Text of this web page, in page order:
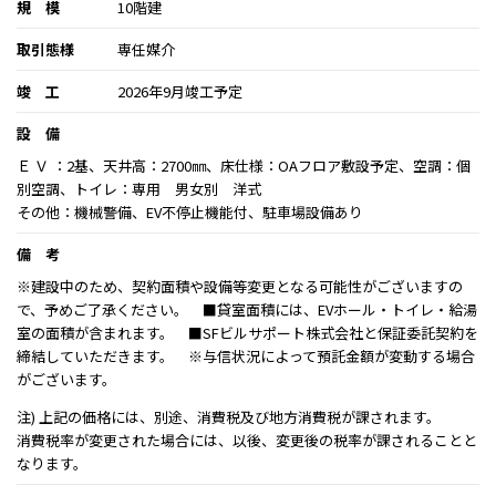
規 模
10階建
取引態様
専任媒介
竣 工
2026年9月竣工予定
設 備
Ｅ Ｖ ：2基、天井高：2700㎜、床仕様：OAフロア敷設予定、空調：個
別空調、トイレ：専用 男女別 洋式
その他：機械警備、EV不停止機能付、駐車場設備あり
備 考
※建設中のため、契約面積や設備等変更となる可能性がございますの
で、予めご了承ください。 ■貸室面積には、EVホール・トイレ・給湯
室の面積が含まれます。 ■SFビルサポート株式会社と保証委託契約を
締結していただきます。 ※与信状況によって預託金額が変動する場合
がございます。
注) 上記の価格には、別途、消費税及び地方消費税が課されます。
消費税率が変更された場合には、以後、変更後の税率が課されることと
なります。